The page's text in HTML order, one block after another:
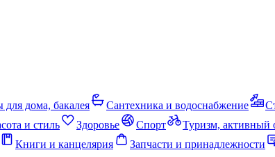
для дома, бакалея Сантехника и водоснабжение
и стиль Здоровье Спорт Туризм, активный
Книги и канцелярия Запчасти и принадлежности